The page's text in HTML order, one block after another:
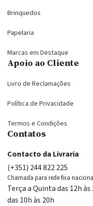
Brinquedos
Papelaria
Marcas em Destaque
Apoio ao Cliente
Livro de Reclamações
Política de Privacidade
Termos e Condições
Contatos
Contacto da Livraria
(+351) 244 822 225
Chamada para rede fixa
Terça a Quinta das 12h
das 10h às 20h